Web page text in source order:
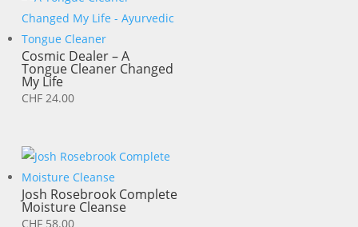
Cosmic Dealer – A
Tongue Cleaner Changed
My Life
CHF 24.00
Josh Rosebrook Complete
Moisture Cleanse
CHF 58.00